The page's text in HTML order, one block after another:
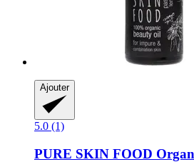
Ajouter
5.0 (1)
PURE SKIN FOOD